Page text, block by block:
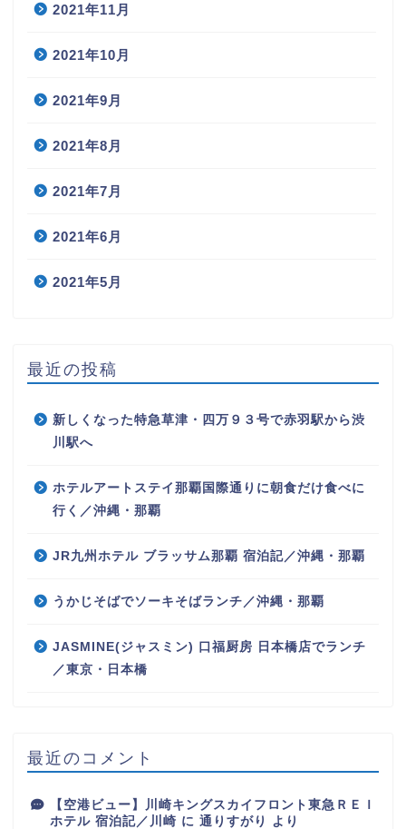
2021年11月
2021年10月
2021年9月
2021年8月
2021年7月
2021年6月
2021年5月
最近の投稿
新しくなった特急草津・四万９３号で赤羽駅から渋
川駅へ
ホテルアートステイ那覇国際通りに朝食だけ食べに
行く／沖縄・那覇
JR九州ホテル ブラッサム那覇 宿泊記／沖縄・那覇
うかじそばでソーキそばランチ／沖縄・那覇
JASMINE(ジャスミン) 口福厨房 日本橋店でランチ
／東京・日本橋
最近のコメント
【空港ビュー】川崎キングスカイフロント東急ＲＥＩ
ホテル 宿泊記／川崎 に 通りすがり より